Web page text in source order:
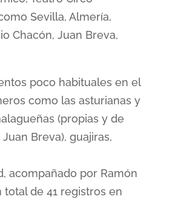
Sevilla, Almería,
Chacón, Juan Breva,
poco habituales en el
como las asturianas y
(propias y de
Breva), guajiras,
acompañado por Ramón
de 41 registros en